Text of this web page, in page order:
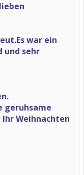
war ein
und sehr
geruhsame
Weihnachten